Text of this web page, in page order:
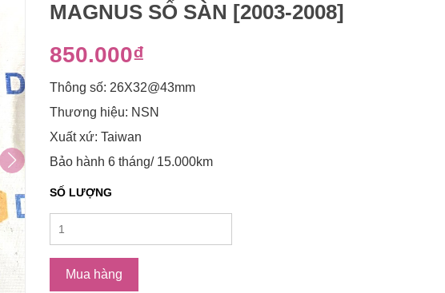
MAGNUS SỐ SÀN [2003-2008]
850.000₫
Thông số: 26X32@43mm
Thương hiệu: NSN
Xuất xứ: Taiwan
Bảo hành 6 tháng/ 15.000km
SỐ LƯỢNG
Mua hàng